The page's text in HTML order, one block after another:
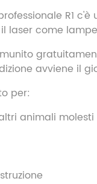
R1
laser come
munito
avviene il
per:
animali molesti